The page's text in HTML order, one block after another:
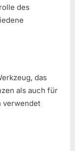
des
das
als auch für
verwendet